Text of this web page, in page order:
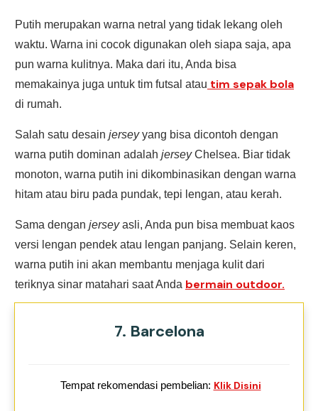
Putih merupakan warna netral yang tidak lekang oleh
waktu. Warna ini cocok digunakan oleh siapa saja, apa
pun warna kulitnya. Maka dari itu, Anda bisa
memakainya juga untuk tim futsal atau tim sepak bola
di rumah.
Salah satu desain jerseyyang bisa dicontoh dengan
warna putih dominan adalah jerseyChelsea. Biar tidak
monoton, warna putih ini dikombinasikan dengan warna
hitam atau biru pada pundak, tepi lengan, atau kerah.
Sama dengan jerseyasli, Anda pun bisa membuat kaos
versi lengan pendek atau lengan panjang. Selain keren,
warna putih ini akan membantu menjaga kulit dari
teriknya sinar matahari saat Anda bermain outdoor.
7. Barcelona
Tempat rekomendasi pembelian: Klik Disini